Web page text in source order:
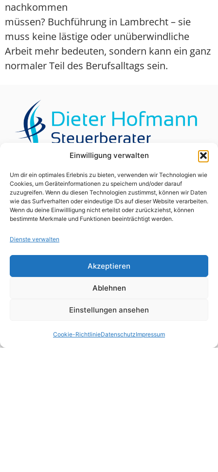
Einwilligung verwalten
Um dir ein optimales Erlebnis zu bieten, verwenden wir Technologien wie
Cookies, um Geräteinformationen zu speichern und/oder darauf
zuzugreifen. Wenn du diesen Technologien zustimmst, können wir Daten
wie das Surfverhalten oder eindeutige IDs auf dieser Website verarbeiten.
Wenn du deine Einwillligung nicht erteilst oder zurückziehst, können
bestimmte Merkmale und Funktionen beeinträchtigt werden.
Dienste verwalten
Akzeptieren
Ablehnen
Einstellungen ansehen
Cookie-RichtlinieDatenschutzImpressum
nachkommen
müssen? Buchführung in Lambrecht – sie
muss keine lästige oder unüberwindliche
Arbeit mehr bedeuten, sondern kann ein ganz
normaler Teil des Berufsalltags sein.
Nützliche Links
Bundesverfassungsgericht
Bundesgerichtshof
Bundesarbeitsgericht BAG
Bundesverwaltungsgericht
Bundessozialgericht
Rechtliches